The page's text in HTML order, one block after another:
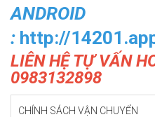
ANDROID
: http://
LIÊN HỆ TỰ VẤN
0983132898
CHÍNH SÁCH VẬN CHUYỂN